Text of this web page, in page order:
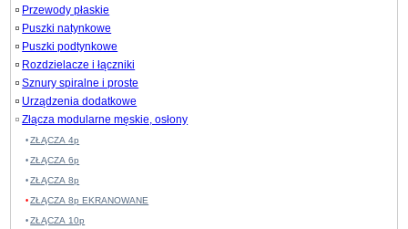
Przewody płaskie
Puszki natynkowe
Puszki podtynkowe
Rozdzielacze i łączniki
Sznury spiralne i proste
Urządzenia dodatkowe
Złącza modularne męskie, osłony
ZŁĄCZA 4p
ZŁĄCZA 6p
ZŁĄCZA 8p
ZŁĄCZA 8p EKRANOWANE
ZŁĄCZA 10p